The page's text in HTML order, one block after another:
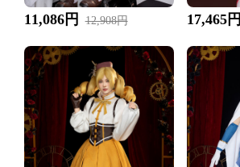
11,086円 12,908円 17,465円